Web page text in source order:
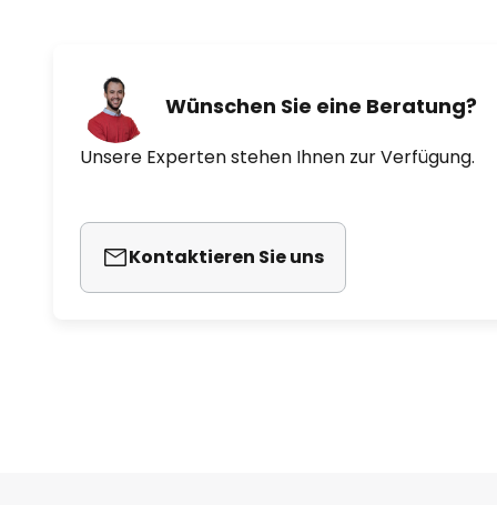
Wünschen Sie eine Beratung?
Unsere Experten stehen Ihnen zur Verfügung.
Kontaktieren Sie uns